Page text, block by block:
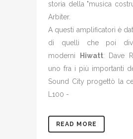
storia della "musica
Arbiter.
A questi amplificatori è
di quelli che poi
moderni
Hiwatt: Dave
uno fra i più importanti
Sound City progettò la
L100 -
READ MORE